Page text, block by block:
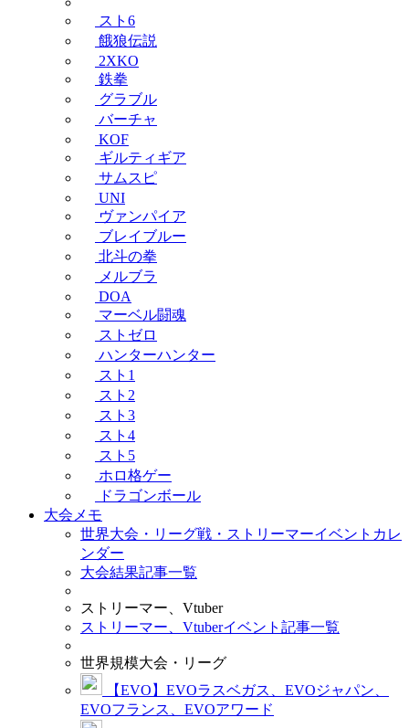
スト6
餓狼伝説
2XKO
鉄拳
グラブル
バーチャ
KOF
ギルティギア
サムスピ
UNI
ヴァンパイア
ブレイブルー
北斗の拳
メルブラ
DOA
マーベル闘魂
ストゼロ
ハンターハンター
スト1
スト2
スト3
スト4
スト5
ホロ格ゲー
ドラゴンボール
大会メモ
世界大会・リーグ戦・ストリーマーイベントカレ
ンダー
大会結果記事一覧
ストリーマー、Vtuber
ストリーマー、Vtuberイベント記事一覧
世界規模大会・リーグ
【EVO】EVOラスベガス、EVOジャパン、
EVOフランス、EVOアワード